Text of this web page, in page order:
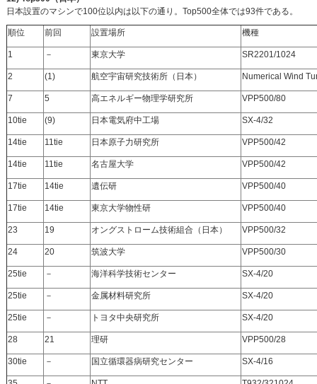
日本設置のマシンで100位以内は以下の通り。Top500全体では93件である。
順位 前回 設置場所 機種
1 － 東京大学 SR2201/1024
2 (1) 航空宇宙研究技術所（日本） Numerical Wind
7 5 高エネルギー物理学研究所 VPP500/80
10tie (9) 日本電気府中工場 SX-4/32
14tie 11tie 日本原子力研究所 VPP500/42
14tie 11tie 名古屋大学 VPP500/42
17tie 14tie 遺伝研 VPP500/40
17tie 14tie 東京大学物性研 VPP500/40
23 19 オングストローム技術組合（日本） VPP500/32
24 20 筑波大学 VPP500/30
25tie － 海洋科学技術センター SX-4/20
25tie － 金属材料研究所 SX-4/20
25tie － トヨタ中央研究所 SX-4/20
28 21 理研 VPP500/28
30tie － 国立循環器病研究センター SX-4/16